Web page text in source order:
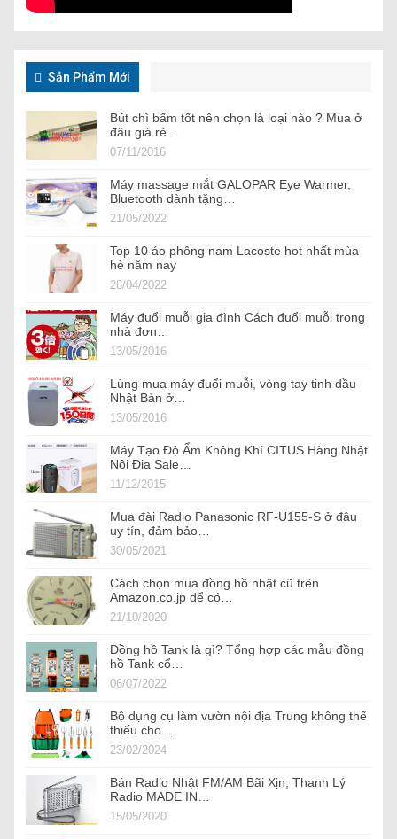
Sản Phẩm Mới
Bút chì bấm tốt nên chọn là loại nào ? Mua ở
đâu giá rẻ…
07/11/2016
Máy massage mắt GALOPAR Eye Warmer,
Bluetooth dành tặng…
21/05/2022
Top 10 áo phông nam Lacoste hot nhất mùa
hè năm nay
28/04/2022
Máy đuổi muỗi gia đình Cách đuổi muỗi trong
nhà đơn…
13/05/2016
Lùng mua máy đuổi muỗi, vòng tay tinh dầu
Nhật Bản ở…
13/05/2016
Máy Tạo Độ Ẩm Không Khí CITUS Hàng Nhật
Nội Địa Sale…
11/12/2015
Mua đài Radio Panasonic RF-U155-S ở đâu
uy tín, đảm bảo…
30/05/2021
Cách chọn mua đồng hồ nhật cũ trên
Amazon.co.jp để có…
21/10/2020
Đồng hồ Tank là gì? Tổng hợp các mẫu đồng
hồ Tank cổ…
06/07/2022
Bộ dụng cụ làm vườn nội địa Trung không thể
thiếu cho…
23/02/2024
Bán Radio Nhật FM/AM Bãi Xịn, Thanh Lý
Radio MADE IN…
15/05/2020